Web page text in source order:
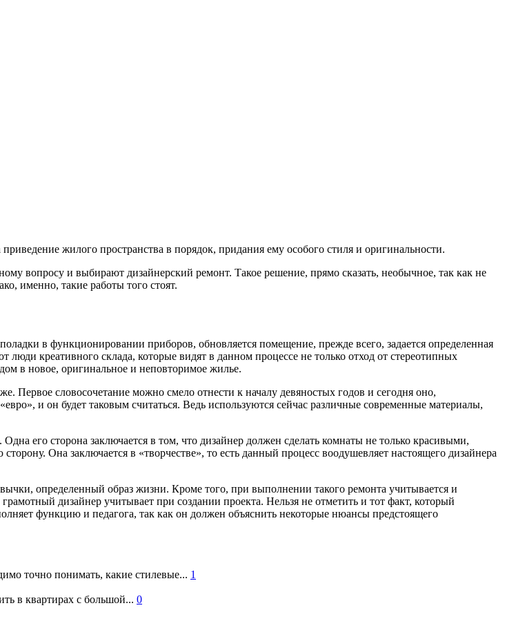
жилого пространства в порядок, придания ему особого стиля и оригинальности.
вопросу и выбирают дизайнерский ремонт. Такое решение, прямо сказать, необычное, так как не
именно, такие работы того стоят.
в функционировании приборов, обновляется помещение, прежде всего, задается определенная
креативного склада, которые видят в данном процессе не только отход от стереотипных
в новое, оригинальное и неповторимое жилье.
Первое словосочетание можно смело отнести к началу девяностых годов и сегодня оно,
и он будет таковым считаться. Ведь используются сейчас различные современные материалы,
его сторона заключается в том, что дизайнер должен сделать комнаты не только красивыми,
Она заключается в «творчестве», то есть данный процесс воодушевляет настоящего дизайнера
определенный образ жизни. Кроме того, при выполнении такого ремонта учитывается и
дизайнер учитывает при создании проекта. Нельзя не отметить и тот факт, который
функцию и педагога, так как он должен объяснить некоторые нюансы предстоящего
точно понимать, какие стилевые... 1
в квартирах с большой... 0